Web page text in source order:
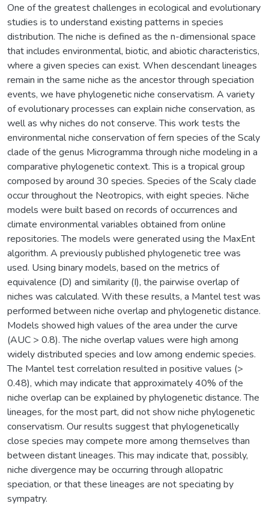
One of the greatest challenges in ecological and evolutionary
studies is to understand existing patterns in species
distribution. The niche is defined as the n-dimensional space
that includes environmental, biotic, and abiotic characteristics,
where a given species can exist. When descendant lineages
remain in the same niche as the ancestor through speciation
events, we have phylogenetic niche conservatism. A variety
of evolutionary processes can explain niche conservation, as
well as why niches do not conserve. This work tests the
environmental niche conservation of fern species of the Scaly
clade of the genus Microgramma through niche modeling in a
comparative phylogenetic context. This is a tropical group
composed by around 30 species. Species of the Scaly clade
occur throughout the Neotropics, with eight species. Niche
models were built based on records of occurrences and
climate environmental variables obtained from online
repositories. The models were generated using the MaxEnt
algorithm. A previously published phylogenetic tree was
used. Using binary models, based on the metrics of
equivalence (D) and similarity (I), the pairwise overlap of
niches was calculated. With these results, a Mantel test was
performed between niche overlap and phylogenetic distance.
Models showed high values of the area under the curve
(AUC > 0.8). The niche overlap values were high among
widely distributed species and low among endemic species.
The Mantel test correlation resulted in positive values (>
0.48), which may indicate that approximately 40% of the
niche overlap can be explained by phylogenetic distance. The
lineages, for the most part, did not show niche phylogenetic
conservatism. Our results suggest that phylogenetically
close species may compete more among themselves than
between distant lineages. This may indicate that, possibly,
niche divergence may be occurring through allopatric
speciation, or that these lineages are not speciating by
sympatry.